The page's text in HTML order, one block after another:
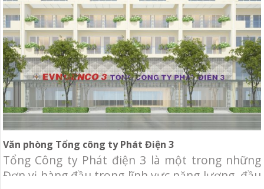
Văn phòng Tổng công ty Phát Điện 3
Tổng Công ty Phát điện 3 là một trong những
Đơn vị hàng đầu trong lĩnh vực năng lượng, đầu